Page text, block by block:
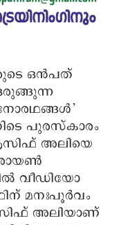
ഒൻപത്
പുരസ്കാരം
അലിയെ
വീഡിയോ
മനഃപൂർവം
ആസിഫ് അലിയാണ്